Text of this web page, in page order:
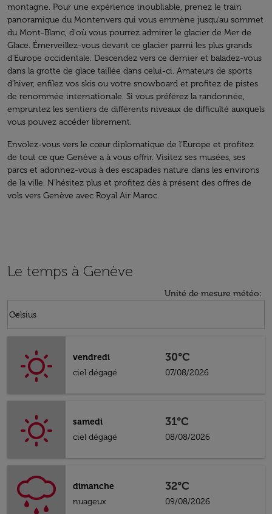
montagne. Pour une expérience inoubliable, prenez le train
panoramique du Montenvers qui vous emmène jusqu'au sommet
du Mont-Blanc, d'où vous pourrez admirer le glacier de Mer de
Glace. Émerveillez-vous devant ce glacier parmi les plus grands
d'Europe occidentale. Descendez vers ce dernier et baladez-vous
dans la grotte de glace taillée dans celui-ci. Amateurs de sports
d’hiver, enfilez vos skis ou votre snowboard et profitez de pistes
de renommée internationale. Si vous préférez la randonnée,
empruntez les sentiers de différents niveaux de difficulté auxquels
vous pouvez accéder librement.
Envolez-vous vers le cœur diplomatique de l’Europe et profitez
de tout ce que Genève a à vous offrir. Visitez ses musées, ses
parcs et adonnez-vous à des escapades nature dans les environs
de la ville. N’hésitez plus et profitez dès à présent des offres de
vols vers Genève avec Royal Air Maroc.
Le temps à Genève
Unité de mesure météo:
Celsius
keyboard_arrow_down
vendredi
ciel dégagé
30°C
07/08/2026
samedi
ciel dégagé
31°C
08/08/2026
dimanche
nuageux
32°C
09/08/2026